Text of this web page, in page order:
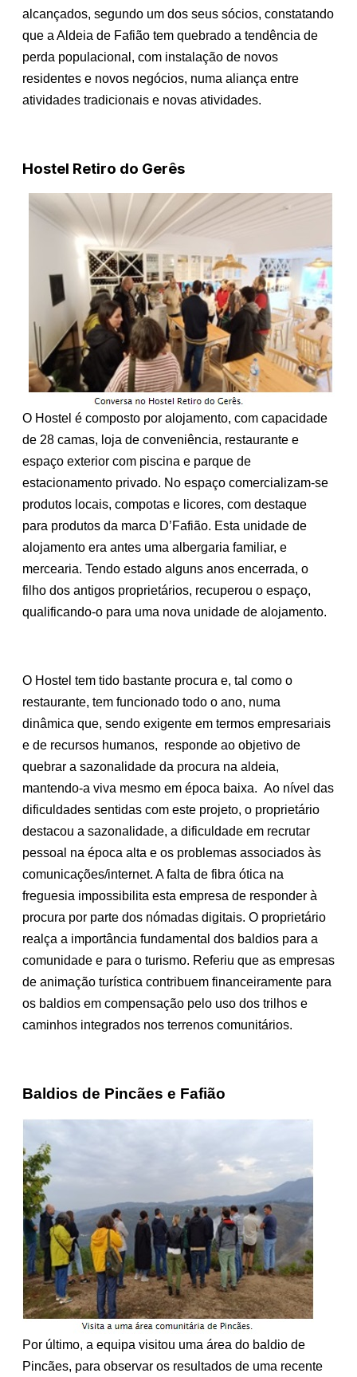
alcançados, segundo um dos seus sócios, constatando
que a Aldeia de Fafião tem quebrado a tendência de
perda populacional, com instalação de novos
residentes e novos negócios, numa aliança entre
atividades tradicionais e novas atividades.
Hostel Retiro do Gerês
O Hostel é composto por alojamento, com capacidade
de 28 camas, loja de conveniência, restaurante e
espaço exterior com piscina e parque de
estacionamento privado. No espaço comercializam-se
produtos locais, compotas e licores, com destaque
para produtos da marca D’Fafião. Esta unidade de
alojamento era antes uma albergaria familiar, e
mercearia. Tendo estado alguns anos encerrada, o
filho dos antigos proprietários, recuperou o espaço,
qualificando-o para uma nova unidade de alojamento.
O Hostel tem tido bastante procura e, tal como o
restaurante, tem funcionado todo o ano, numa
dinâmica que, sendo exigente em termos empresariais
e de recursos humanos, responde ao objetivo de
quebrar a sazonalidade da procura na aldeia,
mantendo-a viva mesmo em época baixa. Ao nível das
dificuldades sentidas com este projeto, o proprietário
destacou a sazonalidade, a dificuldade em recrutar
pessoal na época alta e os problemas associados às
comunicações/internet. A falta de fibra ótica na
freguesia impossibilita esta empresa de responder à
procura por parte dos nómadas digitais. O proprietário
realça a importância fundamental dos baldios para a
comunidade e para o turismo. Referiu que as empresas
de animação turística contribuem financeiramente para
os baldios em compensação pelo uso dos trilhos e
caminhos integrados nos terrenos comunitários.
Baldios de Pincães e Fafião
Por último, a equipa visitou uma área do baldio de
Pincães, para observar os resultados de uma recente